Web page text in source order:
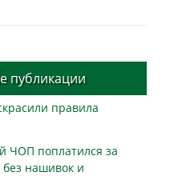
публикации
правила
ЧОП поплатился за
нашивок и